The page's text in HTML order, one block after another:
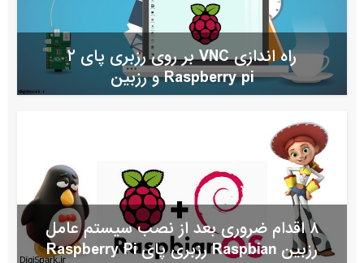
راه اندازی VNC بر روی رزبری پای ۲
Raspberry pi و رزبین
۸ اقدام ضروری بعد از نصب سیستم عامل
رزبین Raspbian رزبری پای Raspberry Pi